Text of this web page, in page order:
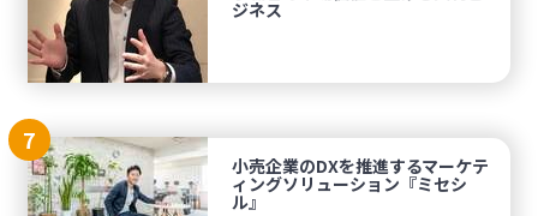
ジネス
7
小売企業のDXを推進するマーケテ
ィングソリューション『ミセシ
ル』